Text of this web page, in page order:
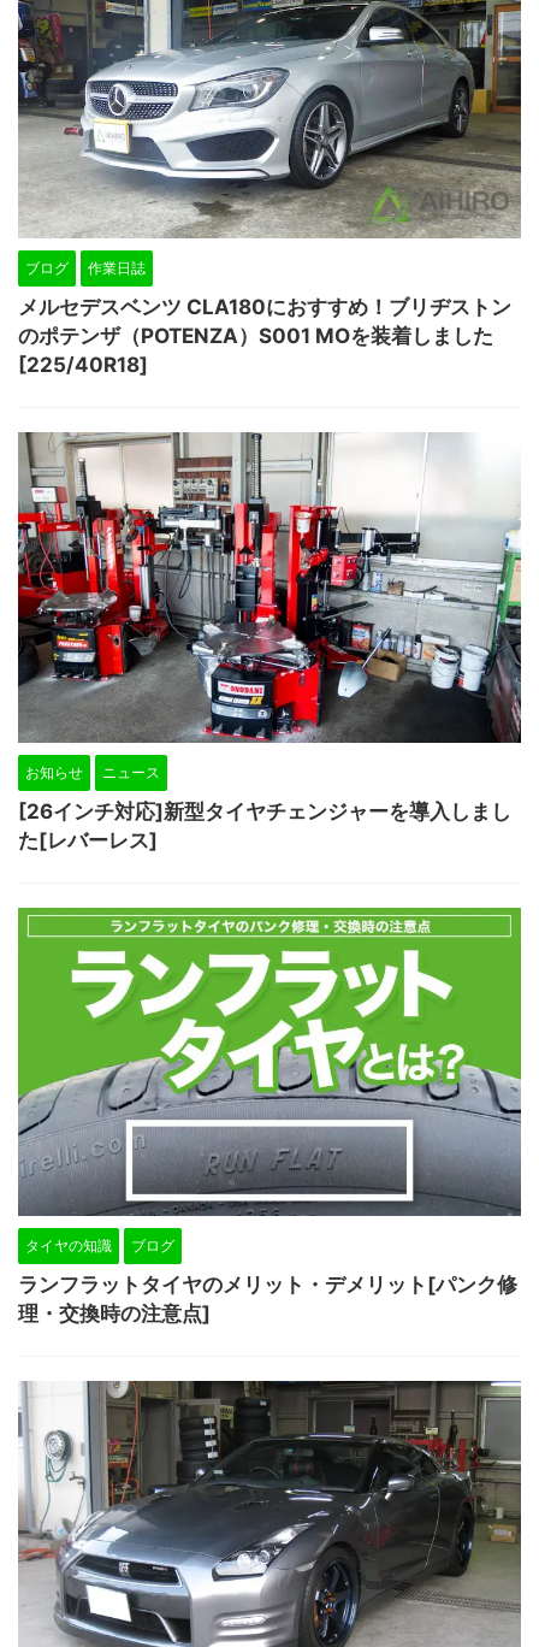
ブログ 作業日誌
メルセデスベンツ CLA180におすすめ！ブリヂストン
のポテンザ（POTENZA）S001 MOを装着しました
[225/40R18]
お知らせ ニュース
[26インチ対応]新型タイヤチェンジャーを導入しまし
た[レバーレス]
タイヤの知識 ブログ
ランフラットタイヤのメリット・デメリット[パンク修
理・交換時の注意点]